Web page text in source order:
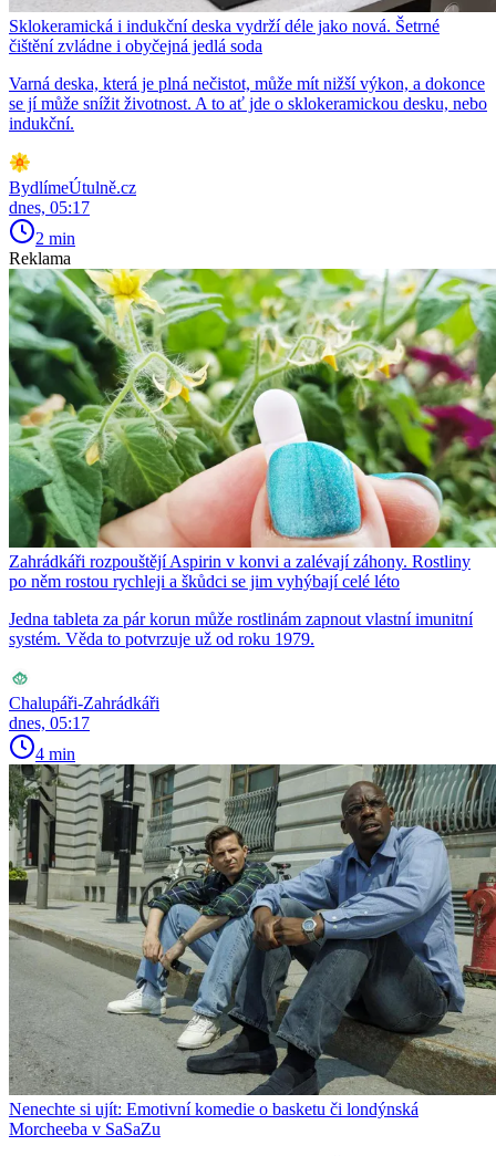
Sklokeramická i indukční deska vydrží déle jako nová. Šetrné
čištění zvládne i obyčejná jedlá soda
Varná deska, která je plná nečistot, může mít nižší výkon, a dokonce
se jí může snížit životnost. A to ať jde o sklokeramickou desku, nebo
indukční.
BydlímeÚtulně.cz
dnes, 05:17
2 min
Reklama
Zahrádkáři rozpouštějí Aspirin v konvi a zalévají záhony. Rostliny
po něm rostou rychleji a škůdci se jim vyhýbají celé léto
Jedna tableta za pár korun může rostlinám zapnout vlastní imunitní
systém. Věda to potvrzuje už od roku 1979.
Chalupáři-Zahrádkáři
dnes, 05:17
4 min
Nenechte si ujít: Emotivní komedie o basketu či londýnská
Morcheeba v SaSaZu